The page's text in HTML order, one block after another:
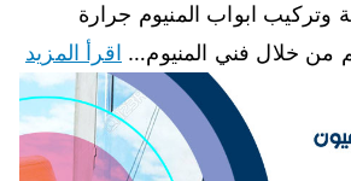
وتركيب ابواب المنيوم جرارة
من خلال فني المنيوم… اقرأ المزيد